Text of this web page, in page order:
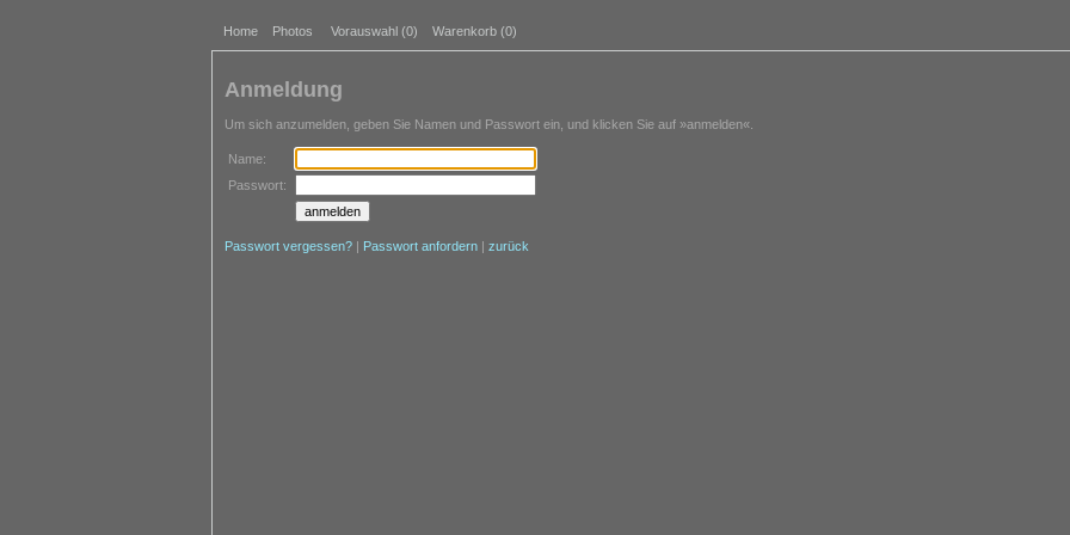
Home Photos Vorauswahl (0) Warenkorb (0)
Anmeldung
Um sich anzumelden, geben Sie Namen und Passwort ein, und klicken Sie auf »anmelden«.
Name:
Passwort:
Passwort vergessen? | Passwort anfordern | zurück